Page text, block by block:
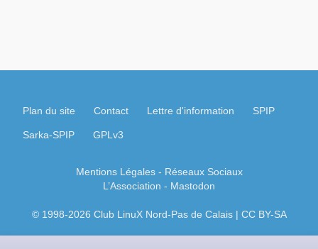
Plan du site Contact Lettre d'information SPIP
Sarka-SPIP GPLv3
Mentions Légales- Réseaux Sociaux
L’Association - Mastodon
© 1998-2026 Club LinuX Nord-Pas de Calais | CC BY-SA